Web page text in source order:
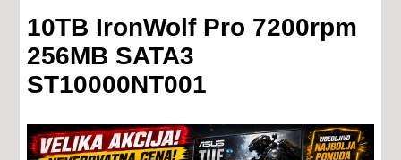
10TB IronWolf Pro 7200rpm
256MB SATA3
ST10000NT001